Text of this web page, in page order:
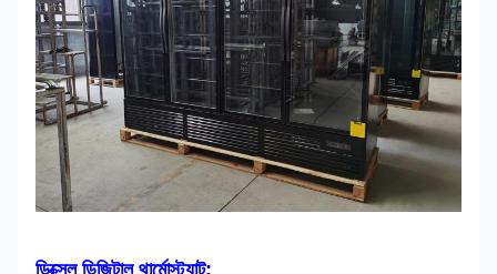
ডিক্সেল ডিজিটাল থার্মোস্ট্যাট: